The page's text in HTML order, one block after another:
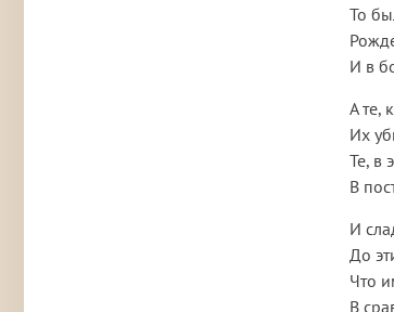
То
И в
А те,
Их
Те, в
В
И
До
Что
В